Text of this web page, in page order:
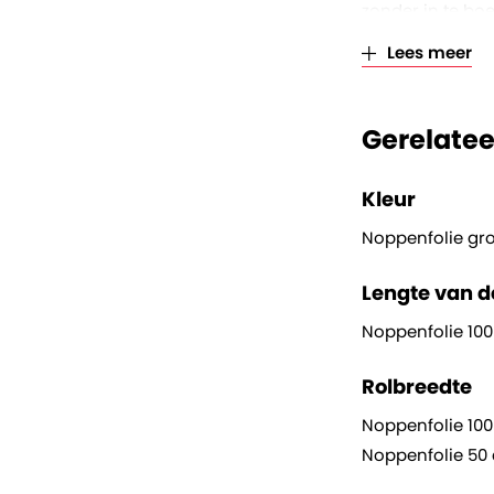
Met een
goederen
het formaat. Of
veelzijdigheid
Lees meer
Kleur
Noppenfolie
Lengte van
Noppenfolie
Rolbreedte
Noppenfolie
Noppenfolie 50